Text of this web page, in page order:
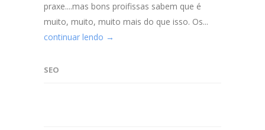
praxe....mas bons proifissas sabem que é
muito, muito, muito mais do que isso. Os...
continuar lendo →
SEO